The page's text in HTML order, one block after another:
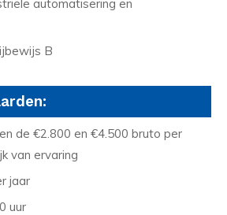
automatisering en
B
de €2.800 en €4.500 bruto per
van ervaring
jaar
uur